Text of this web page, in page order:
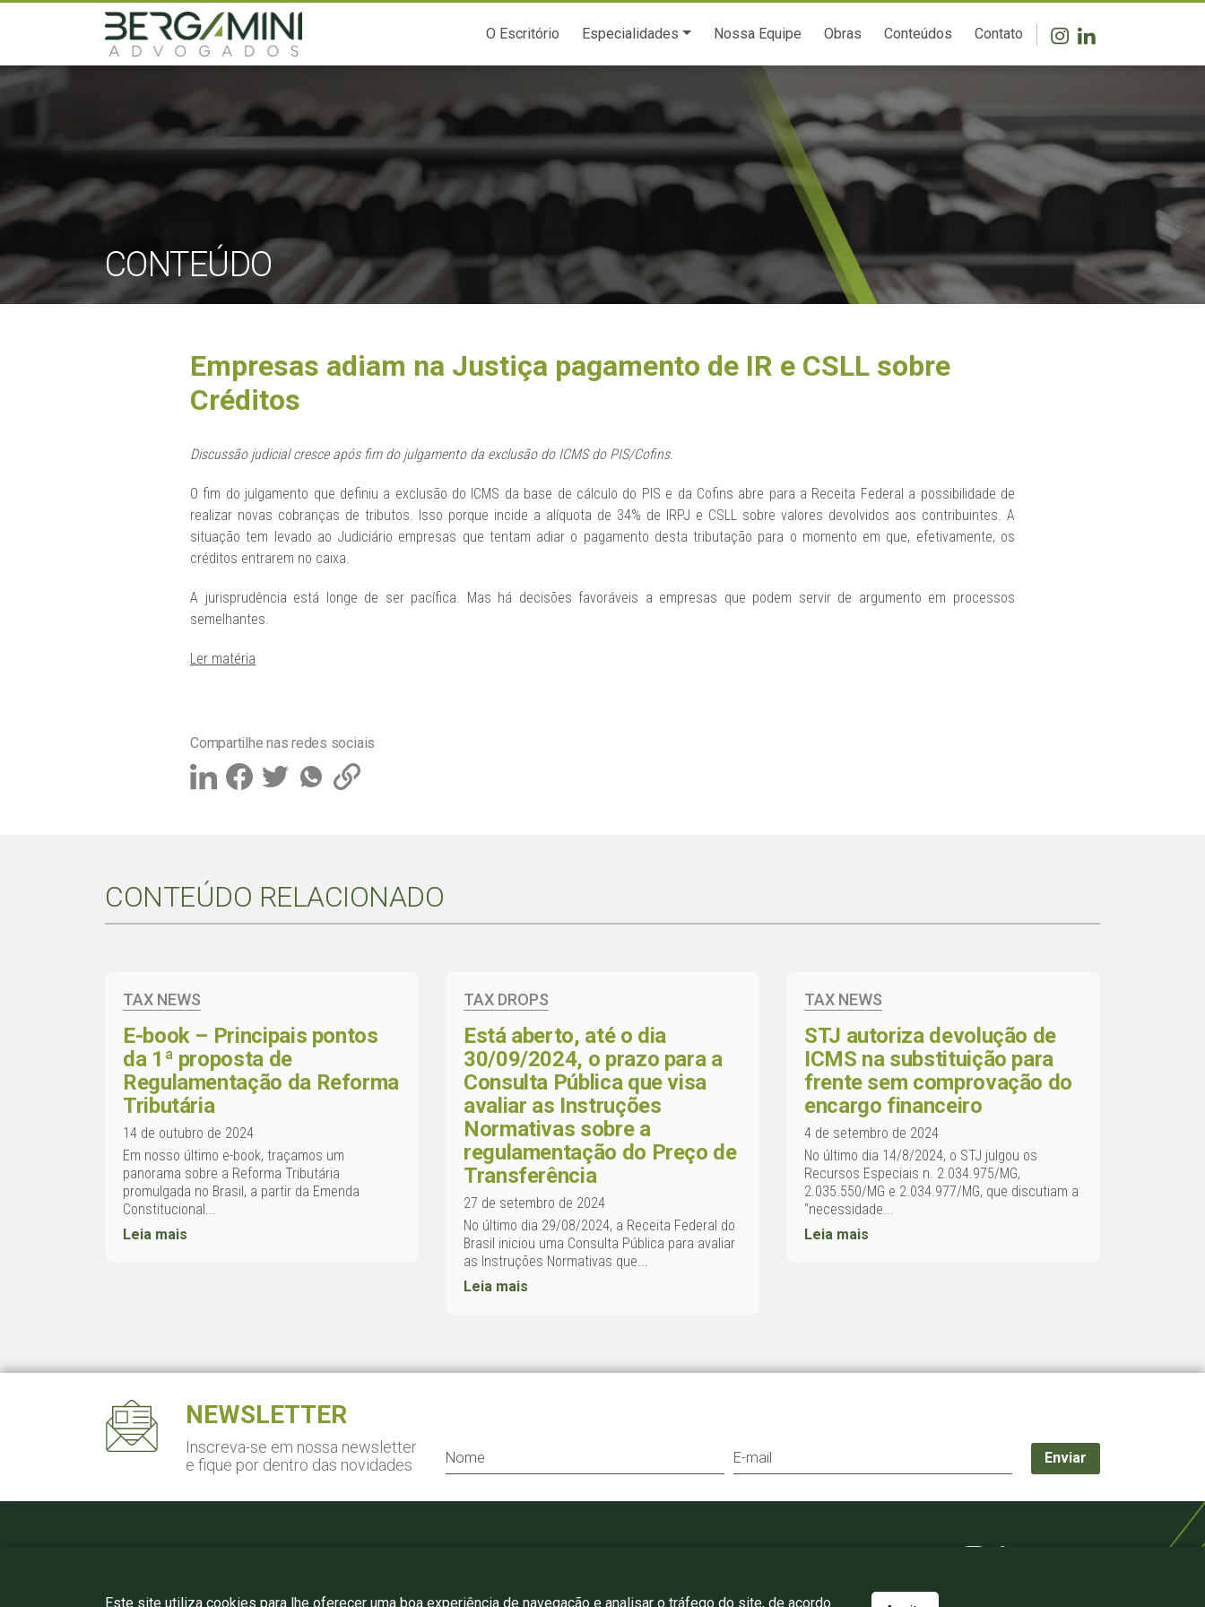
O Escritório Especialidades Nossa Equipe Obras Conteúdos Contato
CONTEÚDO
Empresas adiam na Justiça pagamento de IR e CSLL sobre
Créditos
Discussão judicial cresce após fim do julgamento da exclusão do ICMS do PIS/Cofins.
O fim do julgamento que definiu a exclusão do ICMS da base de cálculo do PIS e da Cofins abre para a Receita Federal a possibilidade de
realizar novas cobranças de tributos. Isso porque incide a alíquota de 34% de IRPJ e CSLL sobre valores devolvidos aos contribuintes. A
situação tem levado ao Judiciário empresas que tentam adiar o pagamento desta tributação para o momento em que, efetivamente, os
créditos entrarem no caixa.
A jurisprudência está longe de ser pacífica. Mas há decisões favoráveis a empresas que podem servir de argumento em processos
semelhantes.
Ler matéria
Compartilhe nas redes sociais
CONTEÚDO RELACIONADO
TAX NEWS
E-book – Principais pontos
da 1ª proposta de
Regulamentação da Reforma
Tributária
14 de outubro de 2024
Em nosso último e-book, traçamos um
panorama sobre a Reforma Tributária
promulgada no Brasil, a partir da Emenda
Constitucional...
Leia mais
TAX DROPS
Está aberto, até o dia
30/09/2024, o prazo para a
Consulta Pública que visa
avaliar as Instruções
Normativas sobre a
regulamentação do Preço de
Transferência
27 de setembro de 2024
No último dia 29/08/2024, a Receita Federal do
Brasil iniciou uma Consulta Pública para avaliar
as Instruções Normativas que...
Leia mais
TAX NEWS
STJ autoriza devolução de
ICMS na substituição para
frente sem comprovação do
encargo financeiro
4 de setembro de 2024
No último dia 14/8/2024, o STJ julgou os
Recursos Especiais n. 2.034.975/MG,
2.035.550/MG e 2.034.977/MG, que discutiam a
“necessidade...
Leia mais
NEWSLETTER
Inscreva-se em nossa newsletter
e fique por dentro das novidades
Este site utiliza cookies para lhe oferecer uma boa experiência de navegação e analisar o tráfego do site, de acordo